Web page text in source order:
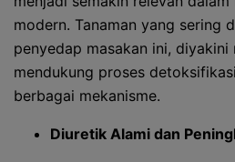
modern. Tanaman yang sering
penyedap masakan ini,
mendukung proses
berbagai mekanisme.
Diuretik Alami dan